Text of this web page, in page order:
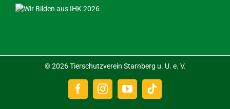
©2026 Tierschutzverein Starnberg u. U. e. V.
FacebookInstagramYouTubeTiktok